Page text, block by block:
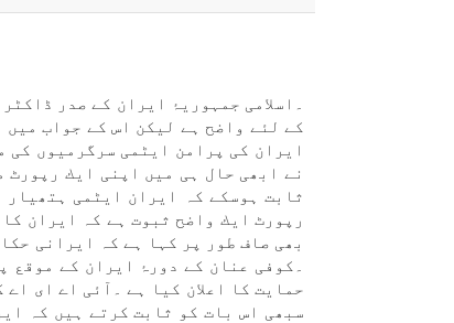
۔اسلامی جمہوریۂ ايران كے صدر
كے لئے واضح ہے ليكن اس كے جواب میں
ايران كی پرامن ایٹمی سرگرميوں
نے ابھی حال ہی میں اپنی ايك رپورٹ
ثابت ہوسكے كہ ايران ایٹمی
رپورٹ ايك واضح ثبوت ہے كہ ايران
بھی صاف طور پر كہا ہے كہ ايرانی
۔كوفی عنان كے دورۂ ايران كے موقع
حمايت كا اعلان كيا ہے ۔آئی اے ای
سبھی اس بات كو ثابت كرتے ہیں كہ